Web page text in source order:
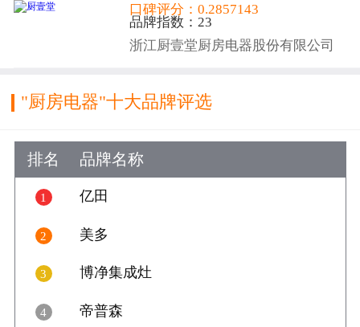
口碑评分：0.2857143
品牌指数：23
浙江厨壹堂厨房电器股份有限公司
"厨房电器"十大品牌评选
排名 品牌名称
好评数 好评
1 亿田
12
2 美多
17 
3 博净集成灶
17
4 帝普森